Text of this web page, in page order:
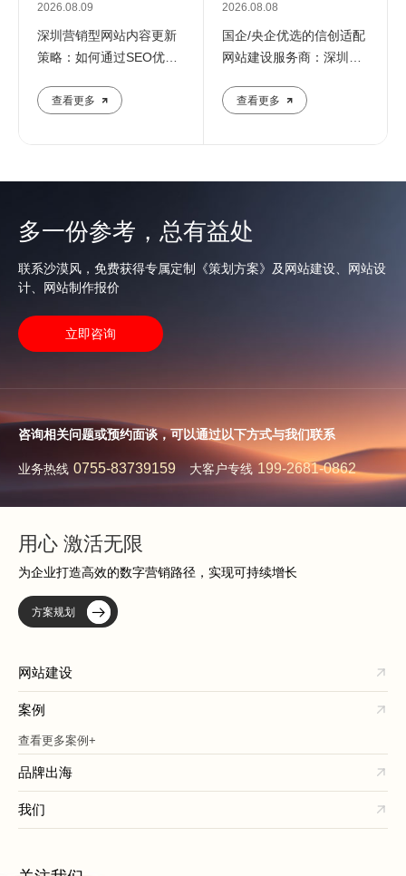
2026.08.09
深圳营销型网站内容更新
策略：如何通过SEO优化
查看更多
2026.08.08
国企/央企优选的信创适配
网站建设服务商：深圳定
查看更多
多一份参考，总有益处
联系沙漠风，免费获得专属定制《策划方案》及网站建设、网站设
计、网站制作报价
立即咨询
咨询相关问题或预约面谈，可以通过以下方式与我们联系
业务热线 0755-83739159 大客户专线 199-2681-0862
用心 激活无限
为企业打造高效的数字营销路径，实现可持续增长
方案规划
网站建设
案例
查看更多案例+
品牌出海
我们